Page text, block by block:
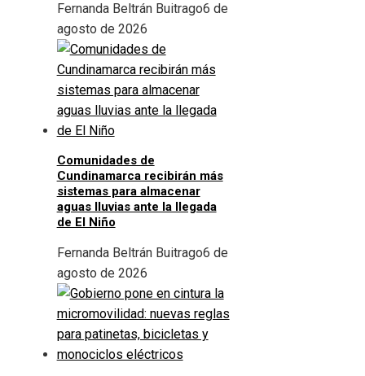
Fernanda Beltrán Buitrago6 de
agosto de 2026
Comunidades de
Cundinamarca recibirán más
sistemas para almacenar
aguas lluvias ante la llegada
de El Niño
Fernanda Beltrán Buitrago6 de
agosto de 2026